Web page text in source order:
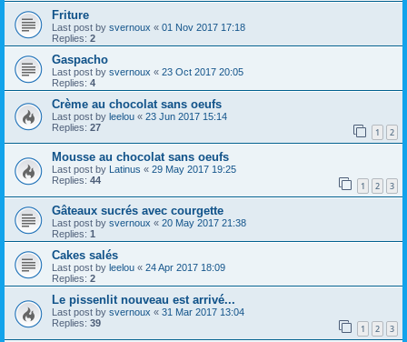
Friture
Last post by svernoux « 01 Nov 2017 17:18
Replies: 2
Gaspacho
Last post by svernoux « 23 Oct 2017 20:05
Replies: 4
Crème au chocolat sans oeufs
Last post by leelou « 23 Jun 2017 15:14
Replies: 27 1 2
Mousse au chocolat sans oeufs
Last post by Latinus « 29 May 2017 19:25
Replies: 44 1 2 3
Gâteaux sucrés avec courgette
Last post by svernoux « 20 May 2017 21:38
Replies: 1
Cakes salés
Last post by leelou « 24 Apr 2017 18:09
Replies: 2
Le pissenlit nouveau est arrivé...
Last post by svernoux « 31 Mar 2017 13:04
Replies: 39 1 2 3